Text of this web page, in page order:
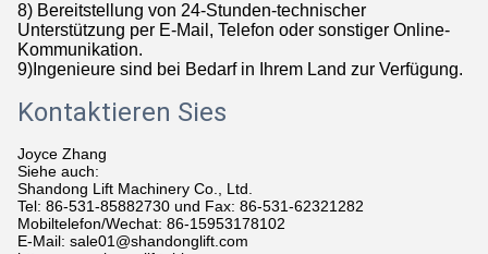
8) Bereitstellung von 24-Stunden-technischer
Unterstützung per E-Mail, Telefon oder sonstiger Online-
Kommunikation.
9) Ingenieure sind bei Bedarf in Ihrem Land zur Verfügung.
Kontaktieren Sies
Joyce Zhang
Siehe auch:
Shandong Lift Machinery Co., Ltd.
Tel: 86-531-85882730 und Fax: 86-531-62321282
Mobiltelefon/Wechat: 86-15953178102
E-Mail: sale01@shandonglift.com